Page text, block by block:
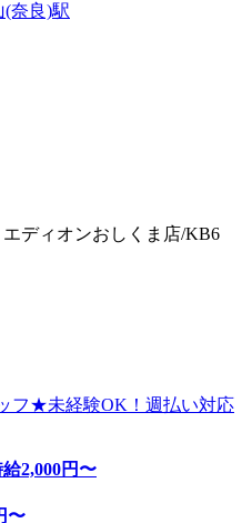
奈良)駅
ディオンおしくま店/KB6
フ★未経験OK！週払い対応
給2,000円〜
〜